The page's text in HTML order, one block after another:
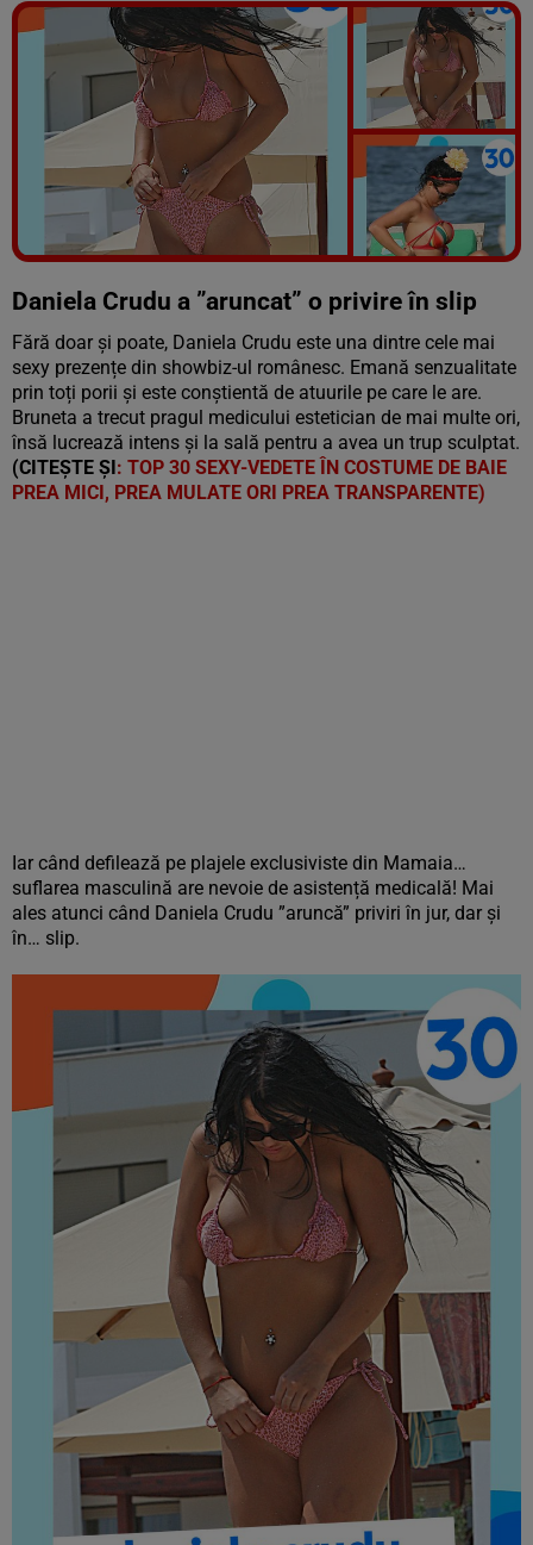
Vezi galeria foto
83 poze
Daniela Crudu a ”aruncat” o privire în slip
Fără doar și poate, Daniela Crudu este una dintre cele mai
sexy prezențe din showbiz-ul românesc. Emană senzualitate
prin toți porii și este conștientă de atuurile pe care le are.
Bruneta a trecut pragul medicului estetician de mai multe ori,
însă lucrează intens și la sală pentru a avea un trup sculptat.
(CITEȘTE ȘI: TOP 30 SEXY-VEDETE ÎN COSTUME DE BAIE
PREA MICI, PREA MULATE ORI PREA TRANSPARENTE)
Iar când defilează pe plajele exclusiviste din Mamaia…
suflarea masculină are nevoie de asistență medicală! Mai
ales atunci când Daniela Crudu ”aruncă” priviri în jur, dar și
în… slip.